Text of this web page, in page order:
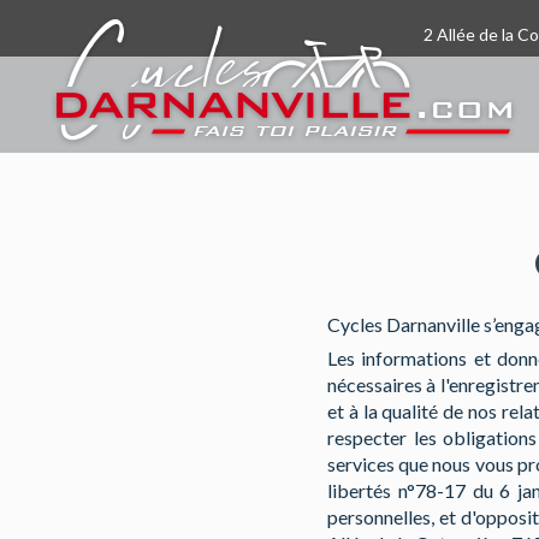
2 Allée de la
Cycles Darnanville
Les informations et
nécessaires à
et à la qualité de nos
respecter les
services que nous vous
libertés n°78-17 du 6
personnelles, et